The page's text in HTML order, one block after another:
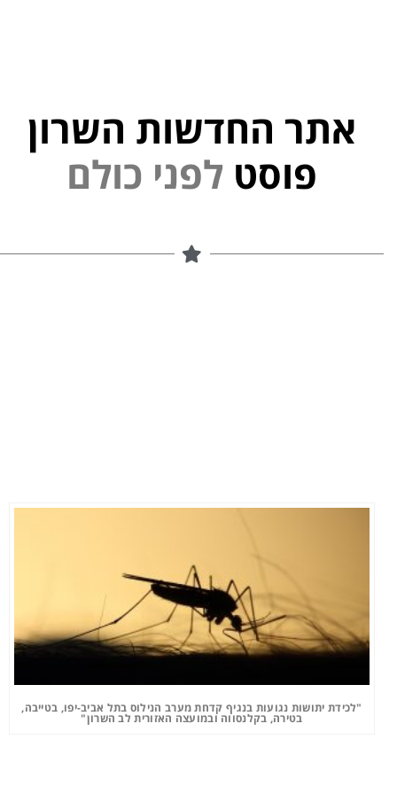
אתר החדשות השרון
פוסט
"לכידת יתושות נגועות בנגיף קדחת מערב הנילוס בתל אביב-יפו, בטייבה,
בטירה, בקלנסווה ובמועצה האזורית לב השרון"